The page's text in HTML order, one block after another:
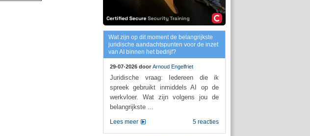
Wat zijn op dit moment de belangrijkste
juridische aandachtspunten voor de inzet
van AI binnen het bedrijf?
29-07-2026 door Arnoud Engelfriet
Juridische vraag: Iedereen die ik
spreek gebruikt inmiddels AI op de
werkvloer. Wat zijn volgens jou de
belangrijkste ...
5 reacties
Lees meer